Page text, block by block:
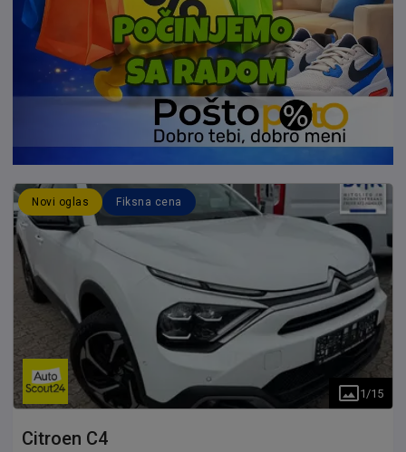
Novi oglas Fiksna cena
1 /15
Citroen C4